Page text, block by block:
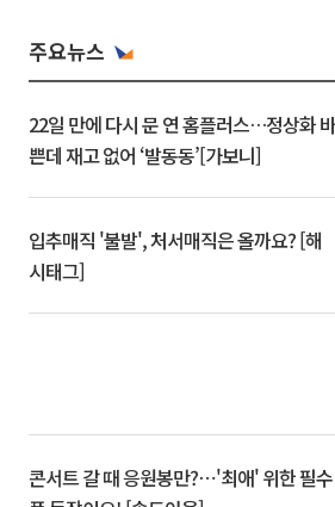
주요뉴스
22일 만에 다시 문 연 홈플러스…정상화 바
쁜데 재고 없어 ‘발동동’[가보니]
입추매직 '불발', 처서매직은 올까요? [해
시태그]
콘서트 갈 때 응원봉만?⋯'최애' 위한 필수